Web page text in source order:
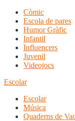
Còmic
Escola de pares
Humor Gràfic
Infantil
Influencers
Juvenil
Videojocs
Escolar
Escolar
Música
Quaderns de